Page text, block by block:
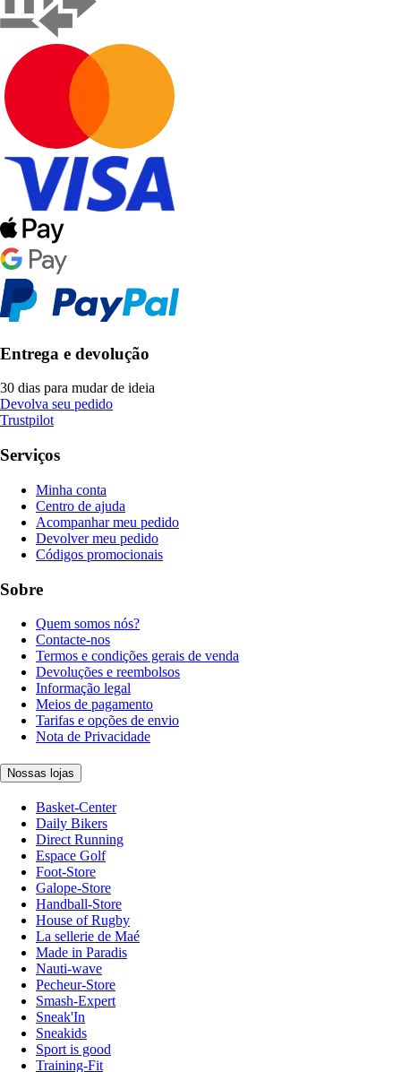
Entrega e devolução
30 dias para mudar de ideia
Devolva seu pedido
Trustpilot
Serviços
Minha conta
Centro de ajuda
Acompanhar meu pedido
Devolver meu pedido
Códigos promocionais
Sobre
Quem somos nós?
Contacte-nos
Termos e condições gerais de venda
Devoluções e reembolsos
Informação legal
Meios de pagamento
Tarifas e opções de envio
Nota de Privacidade
Nossas lojas
Basket-Center
Daily Bikers
Direct Running
Espace Golf
Foot-Store
Galope-Store
Handball-Store
House of Rugby
La sellerie de Maé
Made in Paradis
Nauti-wave
Pecheur-Store
Smash-Expert
Sneak'In
Sneakids
Sport is good
Training-Fit